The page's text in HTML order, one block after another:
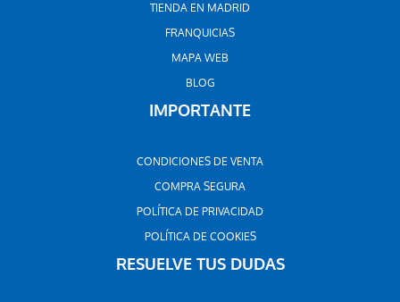
TIENDA EN MADRID
FRANQUICIAS
MAPA WEB
BLOG
IMPORTANTE
CONDICIONES DE VENTA
COMPRA SEGURA
POLÍTICA DE PRIVACIDAD
POLÍTICA DE COOKIES
RESUELVE TUS DUDAS